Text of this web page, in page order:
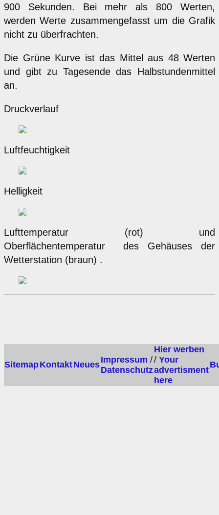
900 Sekunden. Bei mehr als 800 Werten,
werden Werte zusammengefasst um die Grafik
nicht zu überfrachten.
Die Grüne Kurve ist das Mittel aus 48 Werten
und gibt zu Tagesende das Halbstundenmittel
an.
Druckverlauf
Luftfeuchtigkeit
Helligkeit
Lufttemperatur (rot) und
Oberflächentemperatur des Gehäuses der
Wetterstation (braun) .
SitemapKontaktNeuesImpressum /
Datenschutz
Hier werben
/ Your
advertisment
here